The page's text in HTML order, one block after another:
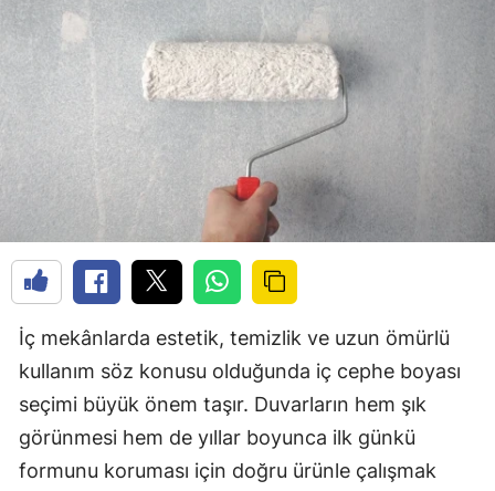
İç mekânlarda estetik, temizlik ve uzun ömürlü
kullanım söz konusu olduğunda iç cephe boyası
seçimi büyük önem taşır. Duvarların hem şık
görünmesi hem de yıllar boyunca ilk günkü
formunu koruması için doğru ürünle çalışmak